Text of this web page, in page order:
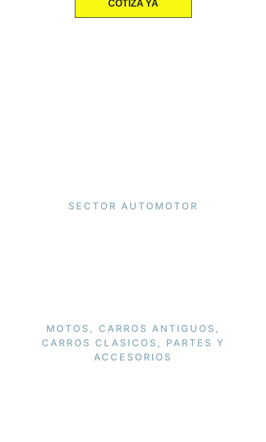
COTIZA YA
SECTOR AUTOMOTOR
MOTOS, CARROS ANTIGUOS,
CARROS CLASICOS, PARTES Y
ACCESORIOS